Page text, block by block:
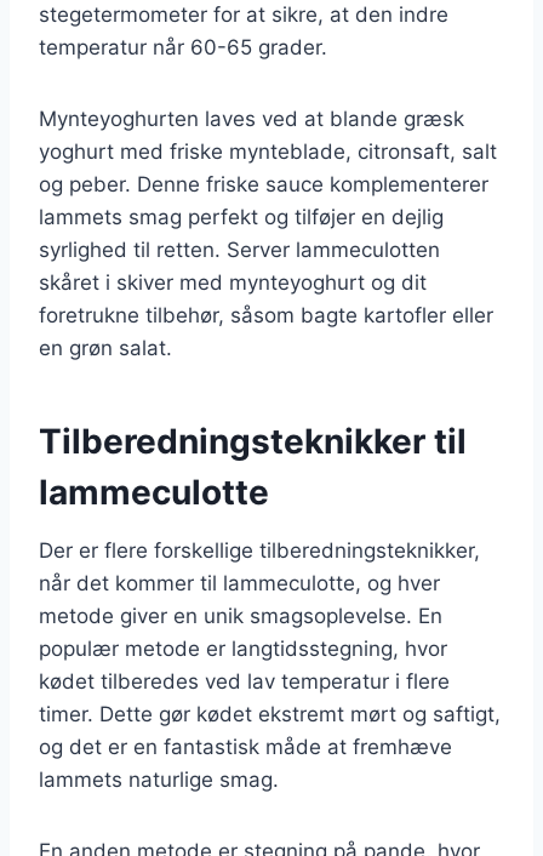
stegetermometer for at sikre, at den indre
temperatur når 60-65 grader.
Mynteyoghurten laves ved at blande græsk
yoghurt med friske mynteblade, citronsaft, salt
og peber. Denne friske sauce komplementerer
lammets smag perfekt og tilføjer en dejlig
syrlighed til retten. Server lammeculotten
skåret i skiver med mynteyoghurt og dit
foretrukne tilbehør, såsom bagte kartofler eller
en grøn salat.
Tilberedningsteknikker til
lammeculotte
Der er flere forskellige tilberedningsteknikker,
når det kommer til lammeculotte, og hver
metode giver en unik smagsoplevelse. En
populær metode er langtidsstegning, hvor
kødet tilberedes ved lav temperatur i flere
timer. Dette gør kødet ekstremt mørt og saftigt,
og det er en fantastisk måde at fremhæve
lammets naturlige smag.
En anden metode er stegning på pande, hvor